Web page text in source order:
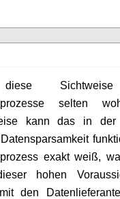
selten
kann das in der
exakt weiß,
hohen
den